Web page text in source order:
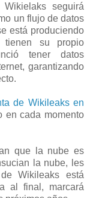
seguirá
un flujo de datos
está produciendo
su propio
tener datos
garantizando
de Wikileaks en
en cada momento
que la nube es
la nube, les
Wikileaks está
al final, marcará